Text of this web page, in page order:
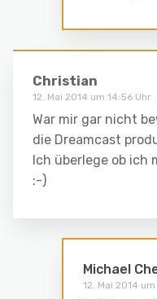
Christian
12. Mai 2014 um 14:56 Uhr
War mir gar nicht
die Dreamcast
Ich überlege ob ich
:-)
Michael
12. Mai 2014